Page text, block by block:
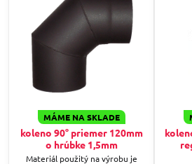
MÁME NA SKLADE
koleno 90° priemer 120mm
o hrúbke 1,5mm
Materiál použitý na výrobu je